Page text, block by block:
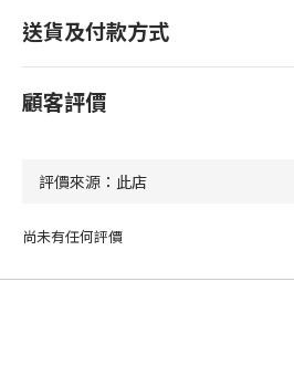
送貨及付款方式
顧客評價
尚未有任何評價